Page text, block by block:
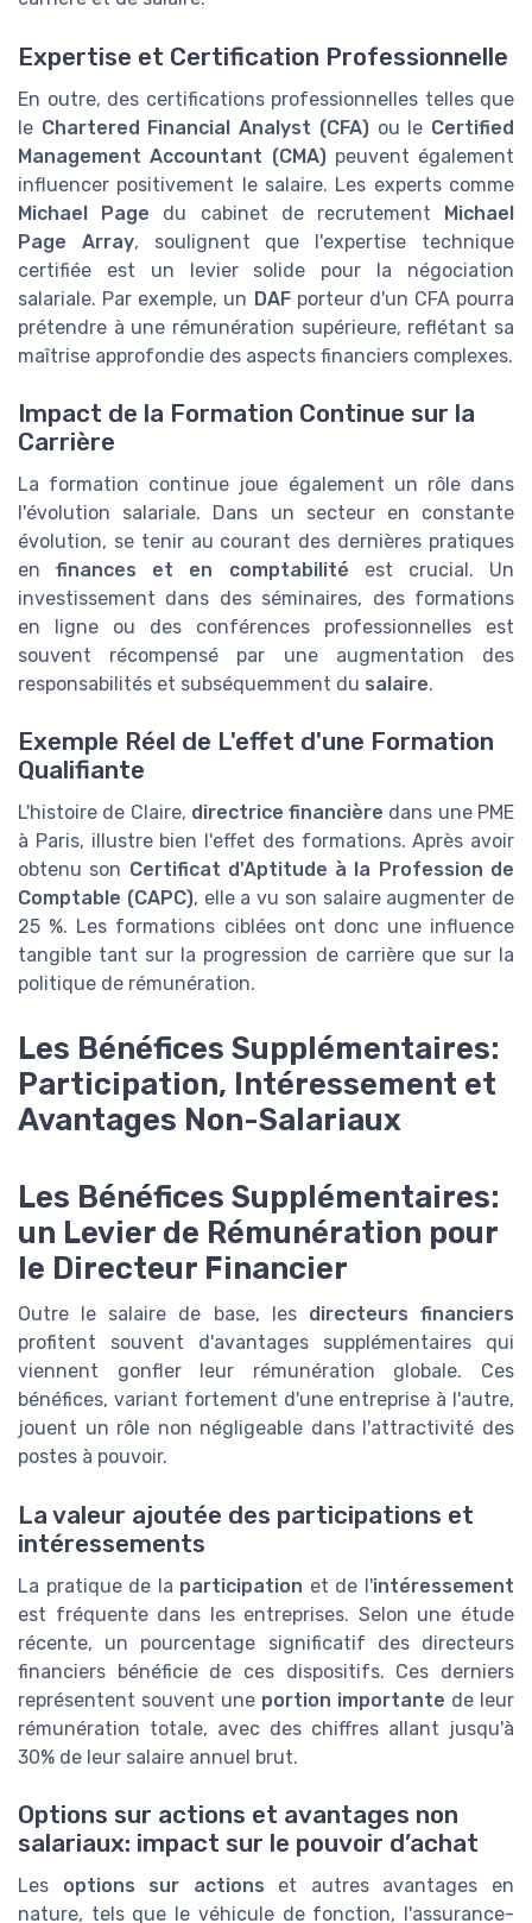
Expertise et Certification Professionnelle
En outre, des certifications professionnelles telles que
le Chartered Financial Analyst (CFA)ou le Certified
Management Accountant (CMA)peuvent également
influencer positivement le salaire. Les experts comme
Michael Page du cabinet de recrutement Michael
Page Array, soulignent que l'expertise technique
certifiée est un levier solide pour la négociation
salariale. Par exemple, un DAFporteur d'un CFA pourra
prétendre à une rémunération supérieure, reflétant sa
maîtrise approfondie des aspects financiers complexes.
Impact de la Formation Continue sur la
Carrière
La formation continue joue également un rôle dans
l'évolution salariale. Dans un secteur en constante
évolution, se tenir au courant des dernières pratiques
enfinances et en comptabilité est crucial. Un
investissement dans des séminaires, des formations
en ligne ou des conférences professionnelles est
souvent récompensé par une augmentation des
responsabilités et subséquemment du salaire.
Exemple Réel de L'effet d'une Formation
Qualifiante
L'histoire de Claire, directrice financière dans une PME
à Paris, illustre bien l'effet des formations. Après avoir
obtenu son Certificat d'Aptitude à la Profession de
Comptable (CAPC), elle a vu son salaire augmenter de
25 %. Les formations ciblées ont donc une influence
tangible tant sur la progression de carrière que sur la
politique de rémunération.
Les Bénéfices Supplémentaires:
Participation, Intéressement et
Avantages Non-Salariaux
Les Bénéfices Supplémentaires:
un Levier de Rémunération pour
le Directeur Financier
Outre le salaire de base, les directeurs financiers
profitent souvent d'avantages supplémentaires qui
viennent gonfler leur rémunération globale. Ces
bénéfices, variant fortement d'une entreprise à l'autre,
jouent un rôle non négligeable dans l'attractivité des
postes à pouvoir.
La valeur ajoutée des participations et
intéressements
La pratique de la participation et de l'intéressement
est fréquente dans les entreprises. Selon une étude
récente, un pourcentage significatif des directeurs
financiers bénéficie de ces dispositifs. Ces derniers
représentent souvent une portion importante de leur
rémunération totale, avec des chiffres allant jusqu'à
30% de leur salaire annuel brut.
Options sur actions et avantages non
salariaux: impact sur le pouvoir d’achat
Les options sur actions et autres avantages en
nature, tels que le véhicule de fonction, l'assurance-